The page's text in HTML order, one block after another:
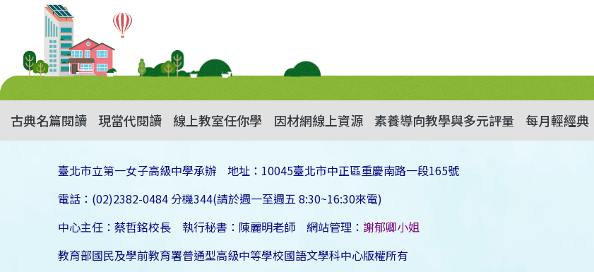
古典名篇閱讀 現當代閱讀 線上教室任你學 因材網線上資源 素養導向教學與多元評量 每月輕經典
臺北市立第一女子高級中學承辦 地址：10045臺北市中正區重慶南路一段165號
電話：(02)2382-0484 分機344(請於週一至週五 8:30~16:30來電)
中心主任：蔡哲銘校長 執行秘書：陳麗明老師 網站管理：謝郁卿小姐
教育部國民及學前教育署普通型高級中等學校國語文學科中心版權所有